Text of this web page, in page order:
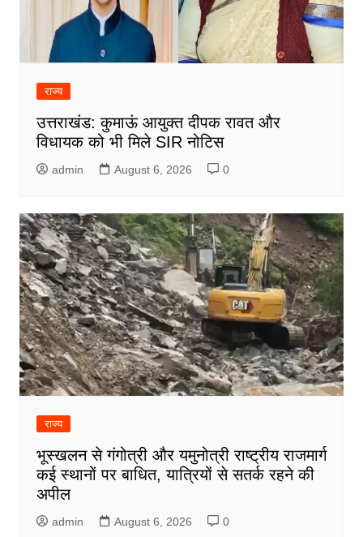
राज्य
उत्तराखंड: कुमाऊं आयुक्त दीपक रावत और
विधायक को भी मिले SIR नोटिस
admin August 6, 2026 0
राज्य
भूस्खलन से गंगोत्री और यमुनोत्री राष्ट्रीय राजमार्ग
कई स्थानों पर बाधित, यात्रियों से सतर्क रहने की
अपील
admin August 6, 2026 0